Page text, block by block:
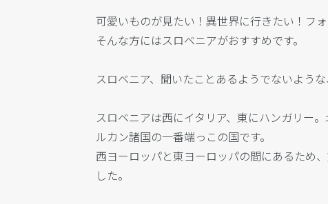
可愛いものが見たい！異世界に行きたい！フ
そんな方にはスロベニアがおすすめです。
スロベニア、聞いたことあるようでないよう
スロベニアは西にイタリア、東にハンガリー
ルカン諸国の一番端っこの国です。
西ヨーロッパと東ヨーロッパの間にあるため
した。